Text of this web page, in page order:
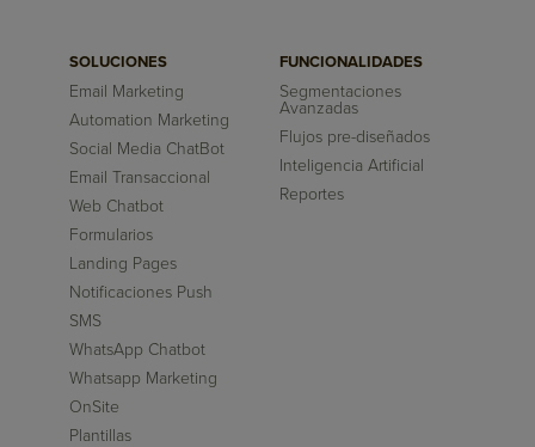
SOLUCIONES
Email Marketing
Automation Marketing
Social Media ChatBot
Email Transaccional
Web Chatbot
Formularios
Landing Pages
Notificaciones Push
SMS
WhatsApp Chatbot
Whatsapp Marketing
OnSite
Plantillas
FUNCIONALIDADES
Segmentaciones
Avanzadas
Flujos pre-diseñados
Inteligencia Artificial
Reportes